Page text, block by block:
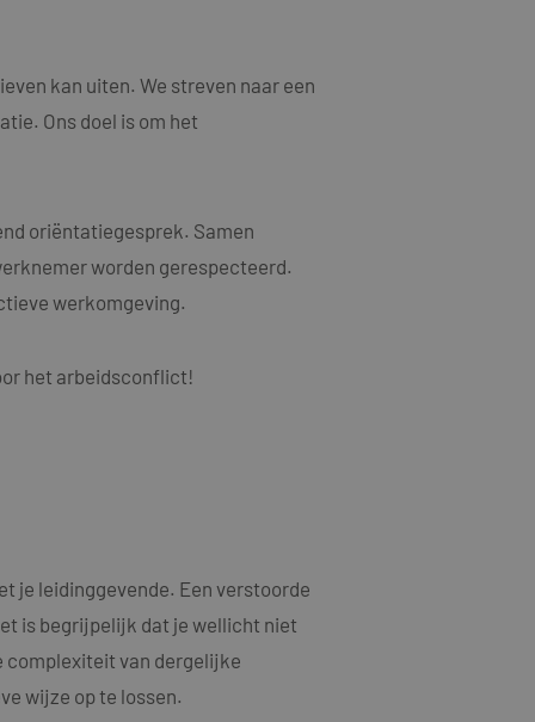
kan uiten. We streven naar een
Ons doel is om het
oriëntatiegesprek. Samen
worden gerespecteerd.
werkomgeving.
het arbeidsconflict!
je leidinggevende. Een verstoorde
is begrijpelijk dat je wellicht niet
complexiteit van dergelijke
wijze op te lossen.
gebruikte
,
de
sessie van de
om het
tussen veel
kunnen worden
mogelijk
te leveren,
informatie uit
eventuele
hij de genoemde
van Google)